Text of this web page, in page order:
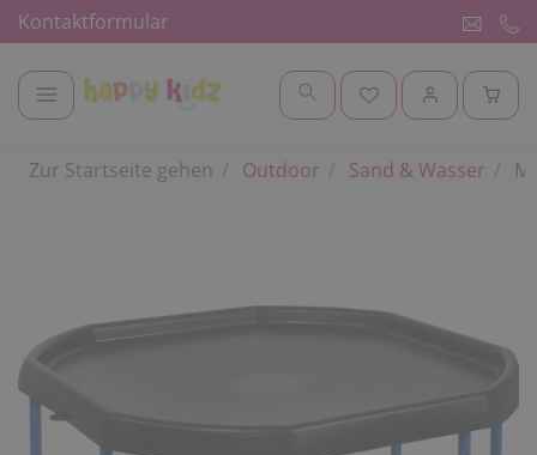
Kontaktformular
Zur Startseite gehen Outdoor Sand & Wasser